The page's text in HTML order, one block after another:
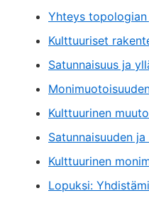
Yhteys
Kulttuuriset
Satunnaisuus ja
Kulttuurinen
Satunnaisuuden
Kulttuurinen
Lopuksi: